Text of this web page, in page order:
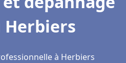
Herbiers
à Herbiers